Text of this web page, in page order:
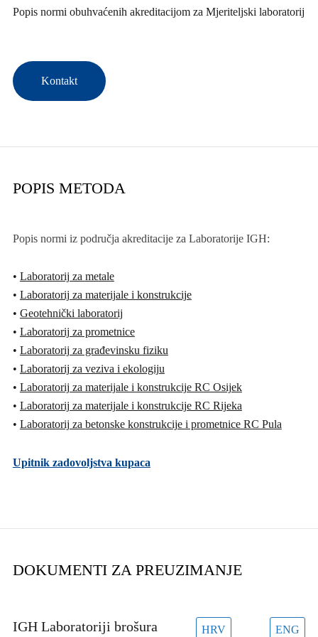
Popis normi obuhvaćenih akreditacijom za Mjeriteljski laboratorij
Kontakt
POPIS METODA
Popis normi iz područja akreditacije za Laboratorije IGH:
• Laboratorij za metale
• Laboratorij za materijale i konstrukcije
• Geotehnički laboratorij
• Laboratorij za prometnice
• Laboratorij za građevinsku fiziku
• Laboratorij za veziva i ekologiju
• Laboratorij za materijale i konstrukcije RC Osijek
• Laboratorij za materijale i konstrukcije RC Rijeka
• Laboratorij za betonske konstrukcije i prometnice RC Pula
Upitnik zadovoljstva kupaca
DOKUMENTI ZA PREUZIMANJE
IGH Laboratoriji brošura HRV ENG